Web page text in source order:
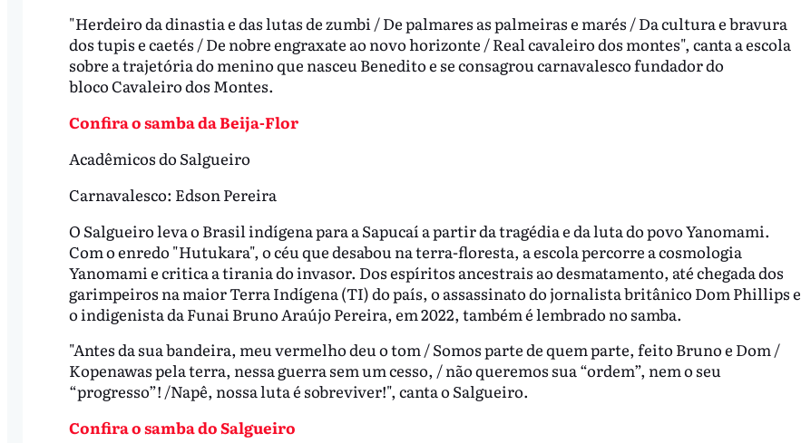
"Herdeiro da dinastia e das lutas de zumbi / De palmares as palmeiras e marés / Da cultura e bravura
dos tupis e caetés / De nobre engraxate ao novo horizonte / Real cavaleiro dos montes", canta a escola
sobre a trajetória do menino que nasceu Benedito e se consagrou carnavalesco fundador do
bloco Cavaleiro dos Montes.
Confira o samba da Beija-Flor
Acadêmicos do Salgueiro
Carnavalesco: Edson Pereira
O Salgueiro leva o Brasil indígena para a Sapucaí a partir da tragédia e da luta do povo Yanomami.
Com o enredo "Hutukara", o céu que desabou na terra-floresta, a escola percorre a cosmologia
Yanomami e critica a tirania do invasor. Dos espíritos ancestrais ao desmatamento, até chegada dos
garimpeiros na maior Terra Indígena (TI) do país, o assassinato do jornalista britânico Dom Phillips e
o indigenista da Funai Bruno Araújo Pereira, em 2022, também é lembrado no samba.
"Antes da sua bandeira, meu vermelho deu o tom / Somos parte de quem parte, feito Bruno e Dom /
Kopenawas pela terra, nessa guerra sem um cesso, / não queremos sua “ordem”, nem o seu
“progresso”! /Napê, nossa luta é sobreviver!", canta o Salgueiro.
Confira o samba do Salgueiro